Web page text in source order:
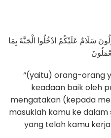
سَلَامٌ عَلَيْكُمُ ادْخُلُوا الْجَنَّةَ بِمَا
“(yaitu) orang-orang
keadaan baik oleh
mengatakan (kepada
masuklah kamu ke
yang telah kamu